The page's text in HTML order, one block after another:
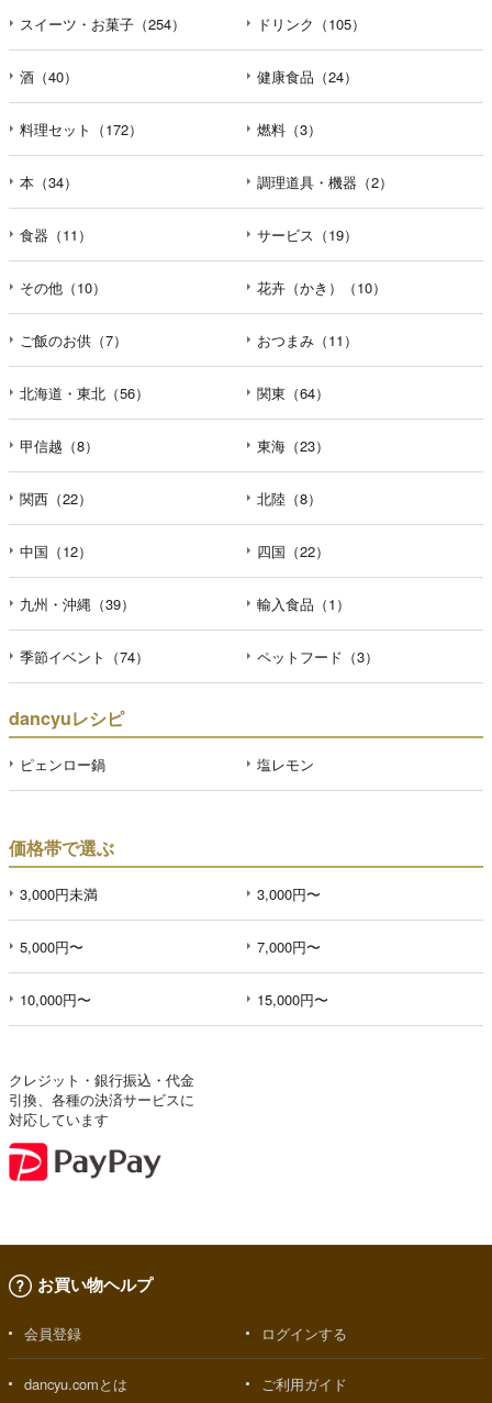
スイーツ・お菓子（254） ドリンク（105）
酒（40） 健康食品（24）
料理セット（172） 燃料（3）
本（34） 調理道具・機器（2）
食器（11） サービス（19）
その他（10） 花卉（かき）（10）
ご飯のお供（7） おつまみ（11）
北海道・東北（56） 関東（64）
甲信越（8） 東海（23）
関西（22） 北陸（8）
中国（12） 四国（22）
九州・沖縄（39） 輸入食品（1）
季節イベント（74） ペットフード（3）
dancyuレシピ
ピェンロー鍋 塩レモン
価格帯で選ぶ
3,000円未満 3,000円〜
5,000円〜 7,000円〜
10,000円〜 15,000円〜
クレジット・銀行振込・代金
引換、各種の決済サービスに
対応しています
お買い物ヘルプ
会員登録 ログインする
dancyu.comとは ご利用ガイド